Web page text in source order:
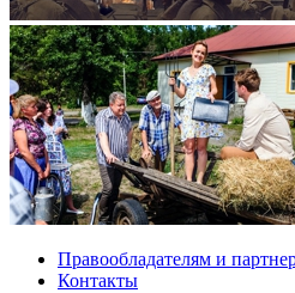
Правообладателям и
Контакты